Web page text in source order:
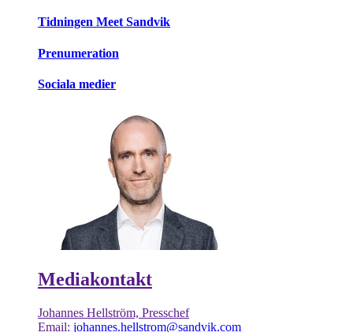
Tidningen Meet Sandvik
Prenumeration
Sociala medier
Mediakontakt
Johannes Hellström, Presschef
Email: johannes.hellstrom@sandvik.com